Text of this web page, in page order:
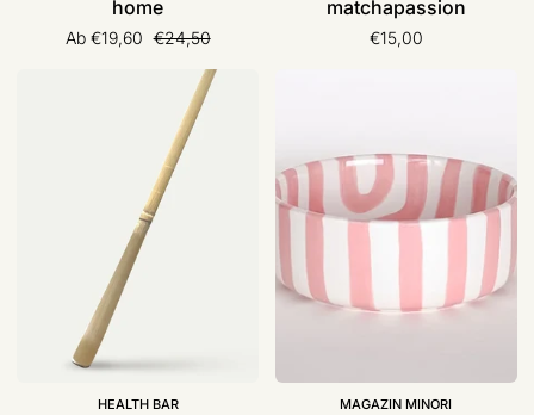
home
Ab €19,60 Normaler Preis
€24,50
matchapassion
€15,00
HEALTH BAR
Magazin
Minori
MAGAZIN MINORI